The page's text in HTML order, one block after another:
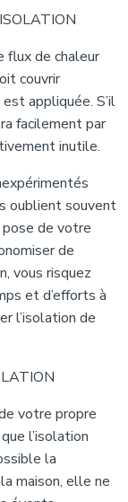
flux de chaleur
couvrir
appliquée. S’il
facilement par
inutile.
oublient souvent
de votre
de
vous risquez
et d’efforts à
l’isolation de
votre propre
l’isolation
la
maison, elle ne